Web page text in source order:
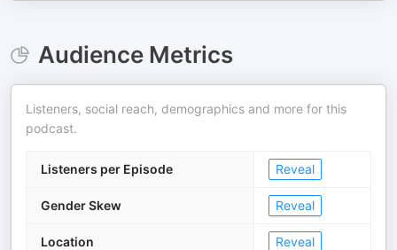
Audience Metrics
Listeners, social reach, demographics and more for this
podcast.
Listeners per Episode Reveal
Gender Skew Reveal
Location Reveal